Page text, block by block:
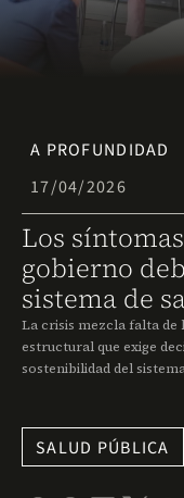
A PROFUNDIDAD
17/04/2026
Los
gobierno
sistema de
La crisis mezcla falta de
estructural que exige
sostenibilidad del
SALUD PÚBLICA